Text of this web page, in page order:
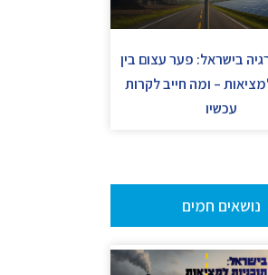
בישראל: פער עצום בין
– ומה חייב לקרות
עכשיו
נושאים חמים